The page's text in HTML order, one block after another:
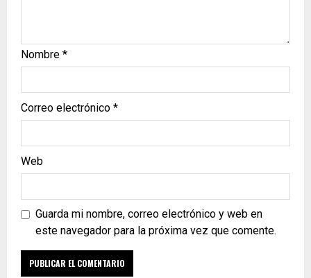
Nombre *
Correo electrónico *
Web
Guarda mi nombre, correo electrónico y web en
este navegador para la próxima vez que comente.